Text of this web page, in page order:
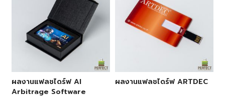
ผลงานแฟลชไดร์ฟ AI
Arbitrage Software
ผลงานแฟลชไดร์ฟ ARTDEC